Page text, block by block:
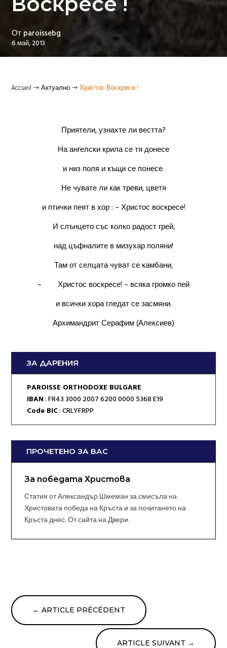
От paroissebg
6 май, 2013
Accueil $ Актуално $ Христос Воскресе !
Приятели, узнахте ли вестта?
На ангелски крила се тя донесе
и низ поля и къщи се пoнесе.
Не чувате ли как треви, цветя
и птички пеят в хор : – Христос воскресе!
И слънцето със колко радост грей,
над цъфналите в мизухар поляни!
Там от селцата чуват се камбани,
– Христос воскресе! – всяка громко пей
и всички хора гледат се засмяни.
Архимандрит Серафим (Алексиев)
ЗА ДАРЕНИЯ
PAROISSE ORTHODOXE BULGARE
IBAN : FR43 3000 2007 6200 0000 5368 E19
Code BIC: CRLYFRPP
ПРОЧЕТЕНО ЗА ВАС
За победата Христова
Статия от Александър Шмеман за смисъла на
Христовата победа на Кръста и за почитането на
Кръста днес. От сайта на Двери.
←ARTICLE PRÉCÉDENT
ARTICLE SUIVANT →